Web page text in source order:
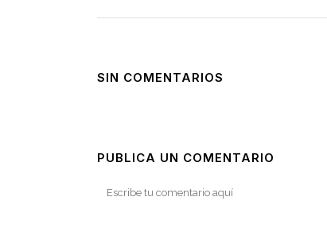
SIN COMENTARIOS
PUBLICA UN COMENTARIO